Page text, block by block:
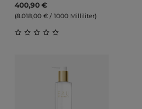
400,90 €
(8.018,00 € / 1000 Milliliter)